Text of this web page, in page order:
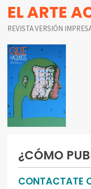
EL ARTE
REVISTA VERSIÓN
¿CÓMO
CONTACTATE